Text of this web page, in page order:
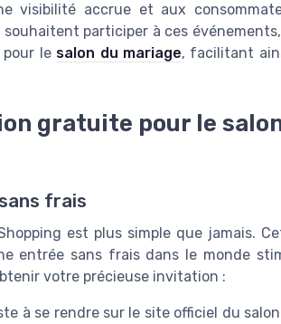
visibilité accrue et aux
participer à ces
le salon du mariage, facilitant
gratuite pour le
frais
est plus simple que jamais.
entrée sans frais dans le monde
votre précieuse invitation :
à se rendre sur le site officiel du